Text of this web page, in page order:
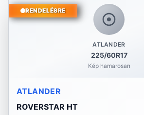
ATLANDER
225/60R17
Kép hamarosan
RENDELÉSRE
ATLANDER
ROVERSTAR HT